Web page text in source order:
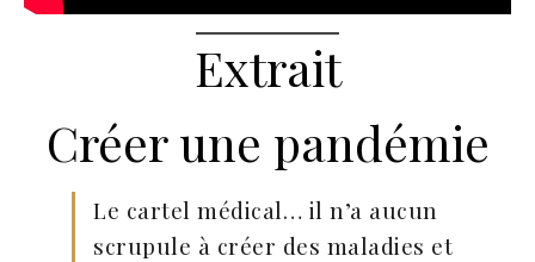
Extrait
Créer une pandémie
Le cartel médical… il n’a aucun
scrupule à créer des maladies et